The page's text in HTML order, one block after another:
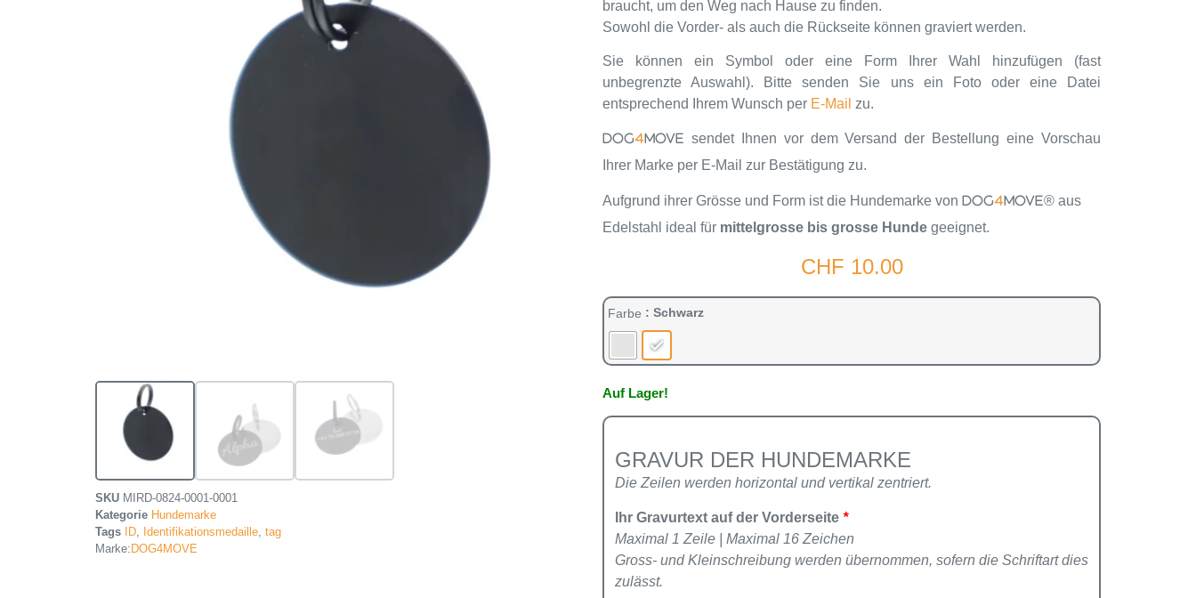
SKU MIRD-0824-0001-0001
Kategorie Hundemarke
Tags ID Identifikationsmedaille tag
Marke:DOG4MOVE
braucht, um den Weg nach Hause zu finden.
Sowohl die Vorder- als auch die Rückseite können graviert werden.
Sie können ein Symbol oder eine Form Ihrer Wahl hinzufügen (fast
unbegrenzte Auswahl). Bitte senden Sie uns ein Foto oder eine Datei
entsprechend Ihrem Wunsch per E-Mail zu.
DOG4MOVE sendet Ihnen vor dem Versand der Bestellung eine Vorschau
Ihrer Marke per E-Mail zur Bestätigung zu.
Aufgrund ihrer Grösse und Form ist die Hundemarke von DOG4MOVE® aus
Edelstahl ideal für mittelgrosse bis grosse Hunde geeignet.
CHF 10.00
Farbe : Schwarz
Auf Lager!
GRAVUR DER HUNDEMARKE
Die Zeilen werden horizontal und vertikal zentriert.
Ihr Gravurtext auf der Vorderseite *
Maximal 1 Zeile | Maximal 16 Zeichen
Gross- und Kleinschreibung werden übernommen, sofern die Schriftart dies
zulässt.